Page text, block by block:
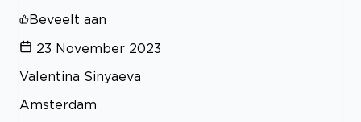
Beveelt aan
23 November 2023
Valentina Sinyaeva
Amsterdam